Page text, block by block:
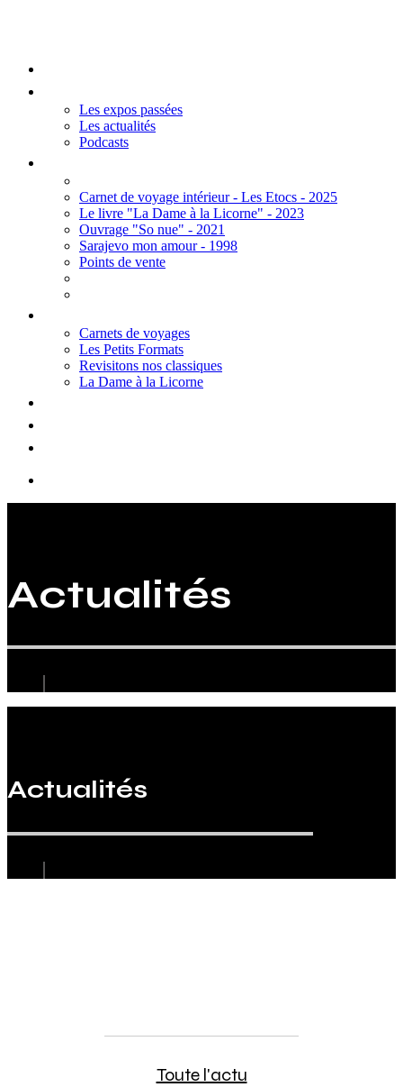
Les expos passées
Les actualités
Podcasts
Carnet de voyage intérieur - Les Etocs - 2025
Le livre "La Dame à la Licorne" - 2023
Ouvrage "So nue" - 2021
Sarajevo mon amour - 1998
Points de vente
Carnets de voyages
Les Petits Formats
Revisitons nos classiques
La Dame à la Licorne
Actualités
Actualités
Toute l'actu